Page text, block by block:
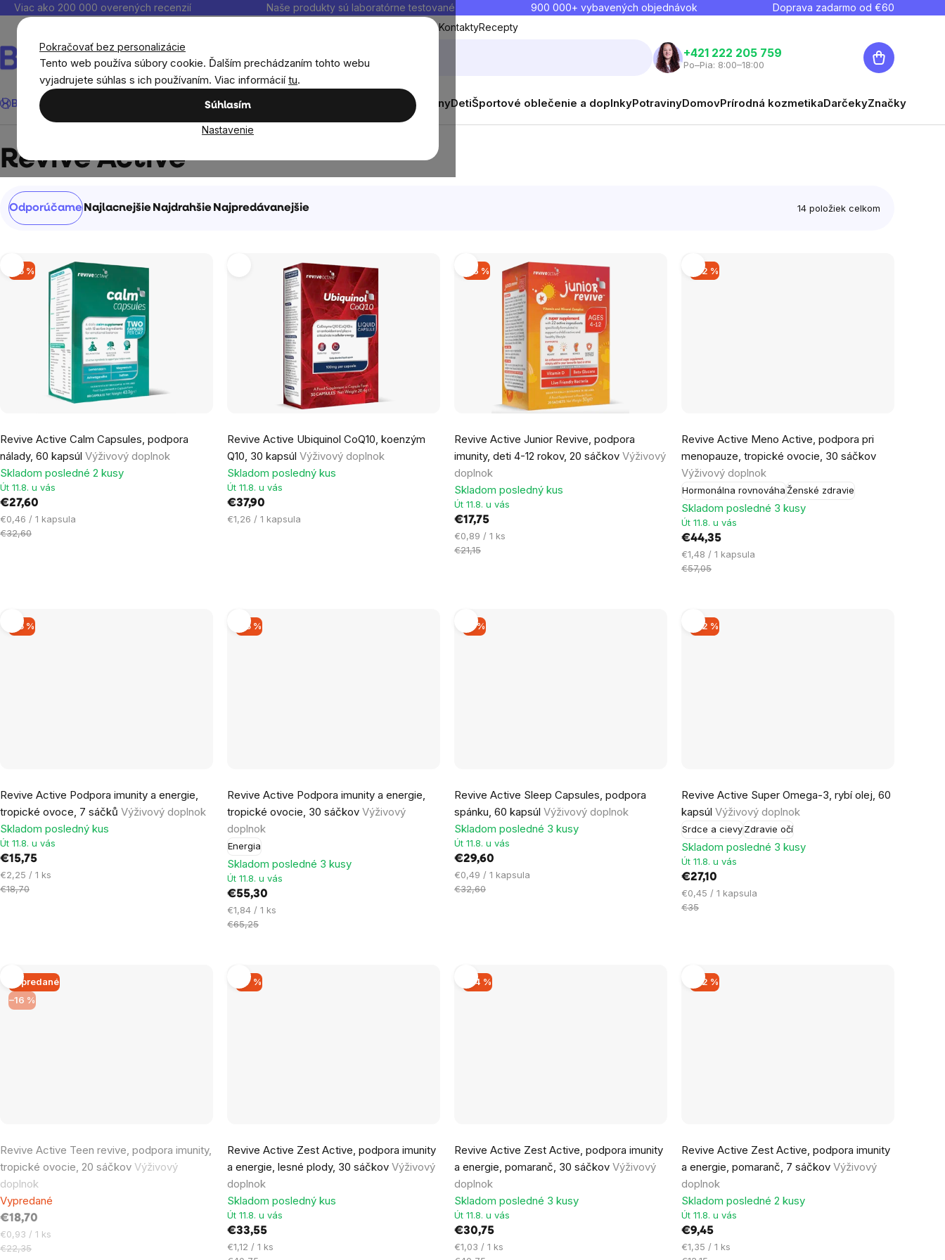
Pokračovať bez personalizácie
Tento web používa súbory cookie. Ďalším prechádzaním tohto webu
vyjadrujete súhlas s ich používaním. Viac informácií tu.
Súhlasím
Nastavenie
PrejsťViac ako 200 000 overených recenzií Naše produkty sú laboratórne testované 900 000+ vybavených objednávok Doprava zadarmo od €60
Doprava a platbaKontaktyRecepty
Hľadať
+421 222 205 759
Po–Pia: 8:00–18:00
Nákupný
košík
BrainMax® Výživové doplnky Muži ŽenyDetiŠportové oblečenie a doplnkyPotravinyDomovPrírodná kozmetikaDarčekyZnačky
Revive Active
Revive Active
Radenie
produktov
Odporúčame Najlacnejšie Najdrahšie Najpredávanejšie 14 položiek celkom
Výpis
produktov
–15 %
Revive Active Calm Capsules, podpora
nálady, 60 kapsúl Výživový doplnok
Skladom posledné 2 kusy
Út 11.8. u vás
€27,60
Jednotková
cena:
€0,46 / 1 kapsula
€32,60
Revive Active Ubiquinol CoQ10, koenzým
Q10, 30 kapsúl Výživový doplnok
Skladom posledný kus
Út 11.8. u vás
€37,90
Jednotková
€1,26 / 1 kapsula
–16 %
Revive Active Junior Revive, podpora
imunity, deti 4-12 rokov, 20 sáčkov Výživový
doplnok
Skladom posledný kus
Út 11.8. u vás
€17,75
Jednotková
cena:
€0,89 / 1 ks
€21,15
–22 %
Revive Active Meno Active, podpora pri
menopauze, tropické ovocie, 30 sáčkov
Výživový doplnok
Hormonálna rovnováhaŽenské zdravie
Skladom posledné 3 kusy
Út 11.8. u vás
€44,35
Jednotková
cena:
€1,48 / 1 kapsula
€57,05
–15 %
Revive Active Podpora imunity a energie,
tropické ovoce, 7 sáčků Výživový doplnok
Skladom posledný kus
Út 11.8. u vás
€15,75
Jednotková
cena:
€2,25 / 1 ks
€18,70
–15 %
Revive Active Podpora imunity a energie,
tropické ovocie, 30 sáčkov Výživový
doplnok
Energia
Skladom posledné 3 kusy
Út 11.8. u vás
€55,30
Jednotková
cena:
€1,84 / 1 ks
€65,25
–9 %
Revive Active Sleep Capsules, podpora
spánku, 60 kapsúl Výživový doplnok
Skladom posledné 3 kusy
Út 11.8. u vás
€29,60
Jednotková
cena:
€0,49 / 1 kapsula
€32,60
–22 %
Revive Active Super Omega-3, rybí olej, 60
kapsúl Výživový doplnok
Srdce a cievyZdravie očí
Skladom posledné 3 kusy
Út 11.8. u vás
€27,10
Jednotková
cena:
€0,45 / 1 kapsula
€35
Vypredané
–16 %
Revive Active Teen revive, podpora imunity,
tropické ovocie, 20 sáčkov Výživový
doplnok
Vypredané
€18,70
Jednotková
cena:
€0,93 / 1 ks
€22,35
–17 %
Revive Active Zest Active, podpora imunity
a energie, lesné plody, 30 sáčkov Výživový
doplnok
Skladom posledný kus
Út 11.8. u vás
€33,55
Jednotková
€1,12 / 1 ks
–24 %
Revive Active Zest Active, podpora imunity
a energie, pomaranč, 30 sáčkov Výživový
doplnok
Skladom posledné 3 kusy
Út 11.8. u vás
€30,75
Jednotková
€1,03 / 1 ks
–22 %
Revive Active Zest Active, podpora imunity
a energie, pomaranč, 7 sáčkov Výživový
doplnok
Skladom posledné 2 kusy
Út 11.8. u vás
€9,45
Jednotková
€1,35 / 1 ks